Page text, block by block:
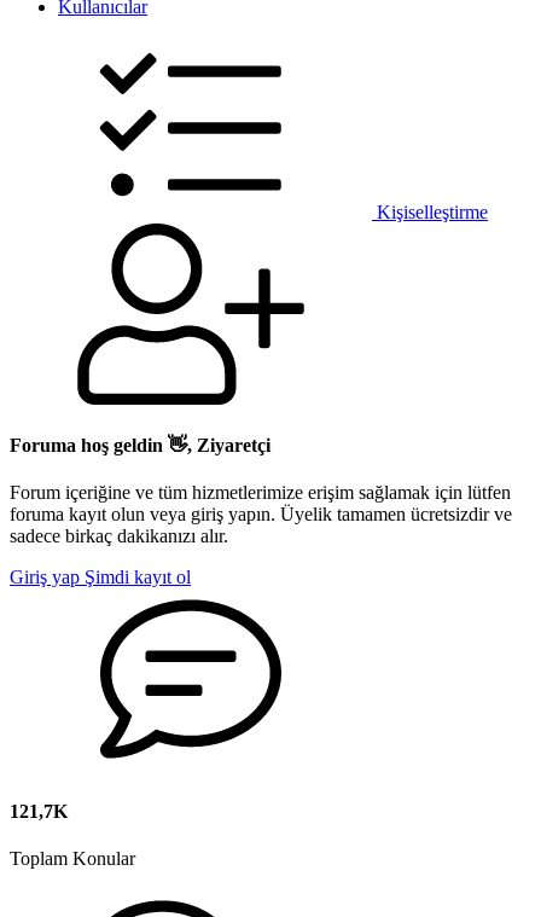
Kullanıcılar
Kişiselleştirme
Foruma hoş geldin 👋, Ziyaretçi
Forum içeriğine ve tüm hizmetlerimize erişim sağlamak için lütfen
foruma kayıt olun veya giriş yapın. Üyelik tamamen ücretsizdir ve
sadece birkaç dakikanızı alır.
Giriş yap Şimdi kayıt ol
121,7K
Toplam Konular